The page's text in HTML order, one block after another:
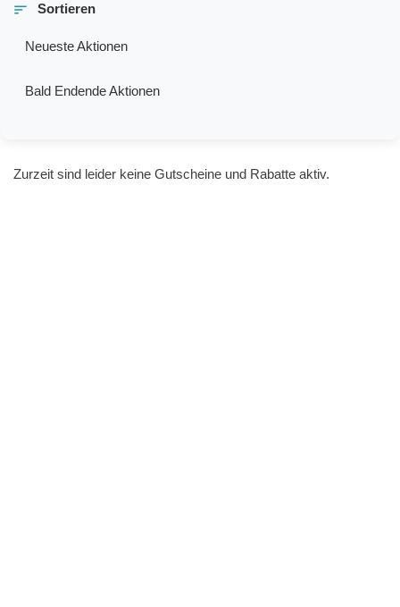
Sortieren
Neueste Aktionen
Bald Endende Aktionen
Zurzeit sind leider keine Gutscheine und Rabatte aktiv.